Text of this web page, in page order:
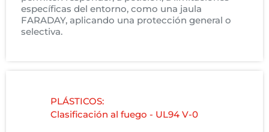
específicas del entorno, como una jaula
FARADAY, aplicando una protección general o
selectiva.
PLÁSTICOS:
Clasificación al fuego - UL94 V-0